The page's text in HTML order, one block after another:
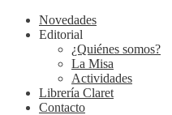
Novedades
Editorial
¿Quiénes somos?
La Misa
Actividades
Librería Claret
Contacto